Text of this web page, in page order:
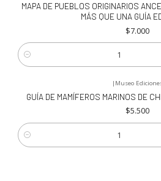
MAPA DE PUEBLOS ORIGINARIOS
MÁS QUE UNA GUÍA
$7.000
Cantidad
| Museo
GUÍA DE MAMÍFEROS MARINOS DE
$5.500
Cantidad